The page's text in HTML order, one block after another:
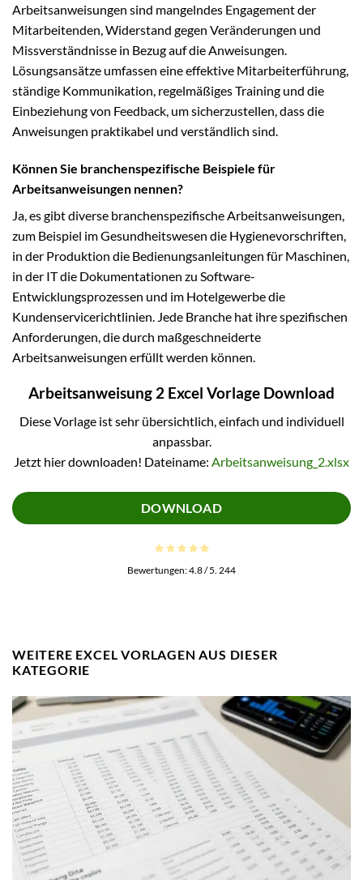
Arbeitsanweisungen sind mangelndes Engagement der
Mitarbeitenden, Widerstand gegen Veränderungen und
Missverständnisse in Bezug auf die Anweisungen.
Lösungsansätze umfassen eine effektive Mitarbeiterführung,
ständige Kommunikation, regelmäßiges Training und die
Einbeziehung von Feedback, um sicherzustellen, dass die
Anweisungen praktikabel und verständlich sind.
Können Sie branchenspezifische Beispiele für
Arbeitsanweisungen nennen?
Ja, es gibt diverse branchenspezifische Arbeitsanweisungen,
zum Beispiel im Gesundheitswesen die Hygienevorschriften,
in der Produktion die Bedienungsanleitungen für Maschinen,
in der IT die Dokumentationen zu Software-
Entwicklungsprozessen und im Hotelgewerbe die
Kundenservicerichtlinien. Jede Branche hat ihre spezifischen
Anforderungen, die durch maßgeschneiderte
Arbeitsanweisungen erfüllt werden können.
Arbeitsanweisung 2 Excel Vorlage Download
Diese Vorlage ist sehr übersichtlich, einfach und individuell
anpassbar.
Jetzt hier downloaden! Dateiname: Arbeitsanweisung_2.xlsx
DOWNLOAD
Bewertungen:4.8/ 5. 244
WEITERE EXCEL VORLAGEN AUS DIESER
KATEGORIE